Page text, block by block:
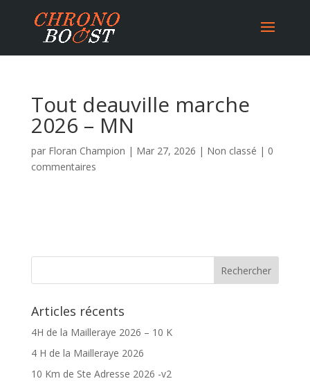
Tout deauville marche
2026 – MN
par Floran Champion | Mar 27, 2026 | Non classé | 0
commentaires
Articles récents
4H de la Mailleraye 2026 – 10 K
4 H de la Mailleraye 2026
10 Km de Ste Adresse 2026 -v2